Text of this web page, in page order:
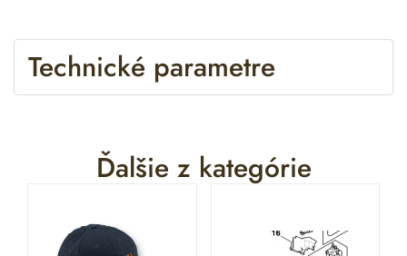
Technické parametre
Ďalšie z kategórie